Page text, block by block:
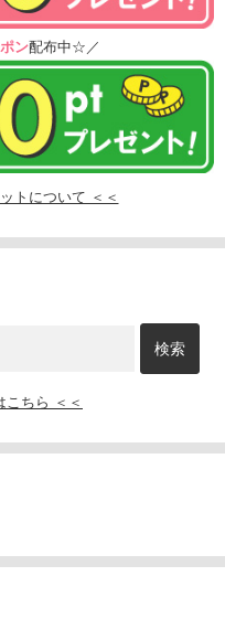
ン配布中☆／
トについて ＜＜
こちら ＜＜